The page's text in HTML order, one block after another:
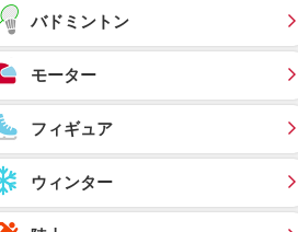
バドミントン
モーター
フィギュア
ウィンター